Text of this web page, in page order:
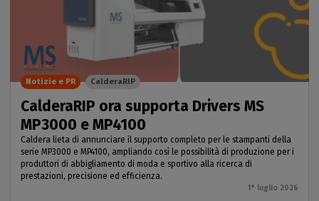
CalderaRIP ora supporta Drivers MS
MP3000 e MP4100
Caldera lieta di annunciare il supporto completo per le stampanti della
serie MP3000 e MP4100, ampliando così le possibilità di produzione per i
produttori di abbigliamento di moda e sportivo alla ricerca di
prestazioni, precisione ed efficienza.
1° luglio 2026
Notizie e PR CalderaRIP